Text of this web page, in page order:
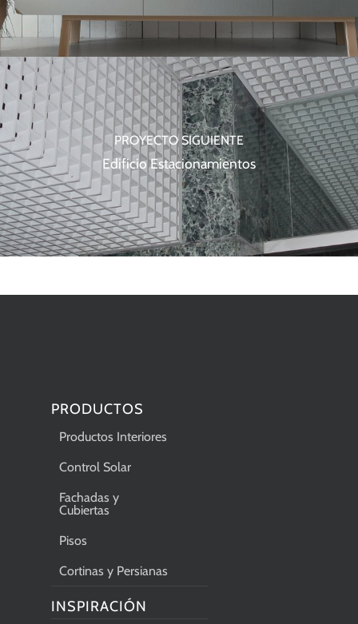
PROYECTO SIGUIENTE
Edificio Estacionamientos
PRODUCTOS
Productos Interiores
Control Solar
Fachadas y
Cubiertas
Pisos
Cortinas y Persianas
INSPIRACIÓN